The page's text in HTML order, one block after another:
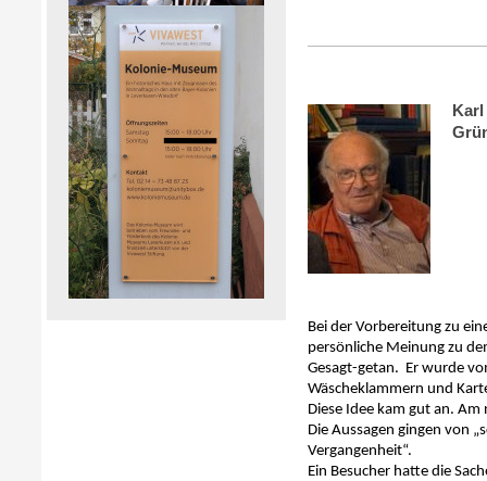
Karl
Bei der Vorbereitung zu
persönliche Meinung zu
Gesagt-getan. Er wurde
Wäscheklammern und
Diese Idee kam gut an.
Die Aussagen gingen von
Vergangenheit“.
Ein Besucher hatte die